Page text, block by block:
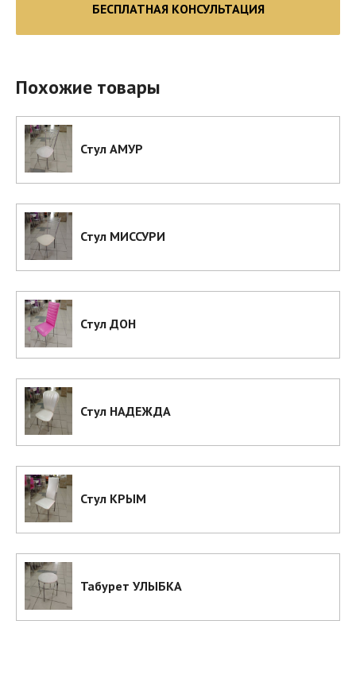
БЕСПЛАТНАЯ КОНСУЛЬТАЦИЯ
Похожие товары
Стул АМУР
Стул МИССУРИ
Стул ДОН
Стул НАДЕЖДА
Стул КРЫМ
Табурет УЛЫБКА